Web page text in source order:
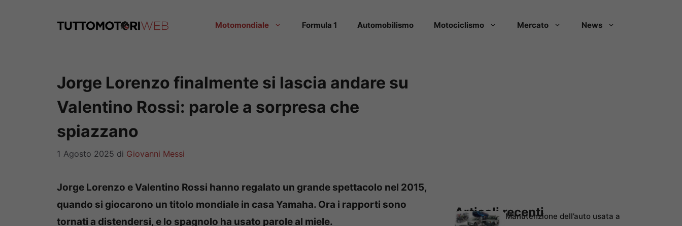
Motomondiale Formula 1 Automobilismo Motociclismo Mercato News
Jorge Lorenzo finalmente si lascia andare su
Valentino Rossi: parole a sorpresa che
spiazzano
1 Agosto 2025 di Giovanni Messi
Jorge Lorenzo e Valentino Rossi hanno regalato un grande spettacolo nel 2015,
quando si giocarono un titolo mondiale in casa Yamaha. Ora i rapporti sono
tornati a distendersi, e lo spagnolo ha usato parole al miele.
Articoli recentiManutenzione dell’auto usata a